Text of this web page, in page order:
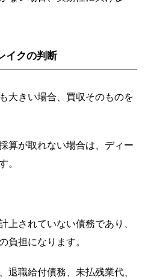
イクの判断
大きい場合、買収そのものを
算が取れない場合は、ディー
。
上されていない債務であり、
負担になります。
退職給付債務、未払残業代、